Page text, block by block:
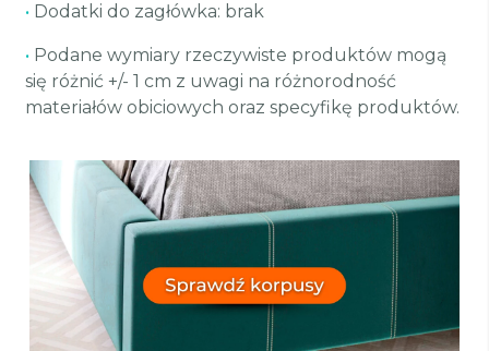
• Dodatki do zagłówka: brak
• Podane wymiary rzeczywiste produktów mogą
się różnić +/- 1 cm z uwagi na różnorodność
materiałów obiciowych oraz specyfikę produktów.